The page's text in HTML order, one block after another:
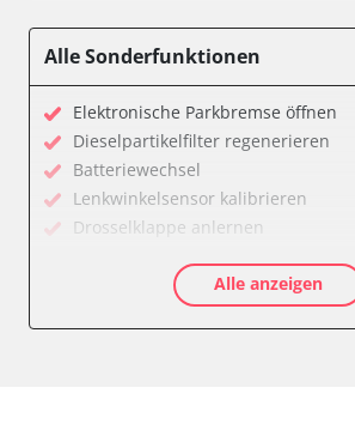
Klimaanlage
Lenkradelektronik
Lenkradwinkel-Sensor
Leuchtweitenregulierung (LWR)
Medienplayer 3
Motorsteuerung (EMS)
Navigationssystem
Servolenkung
Alle Sonderfunktionen
Elektronische Parkbremse öffnen
Dieselpartikelfilter regenerieren
Batteriewechsel
Lenkwinkelsensor kalibrieren
Drosselklappe anlernen
Luftmassenmesser anlernen
Kraftstofftank entleeren
Alle anzeigen